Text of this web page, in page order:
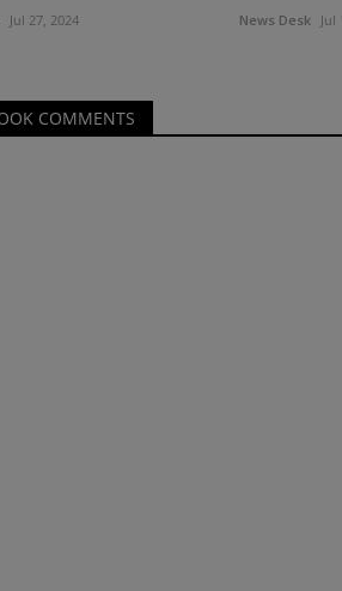
Jul 27, 2024 News Desk Jul
COMMENTS